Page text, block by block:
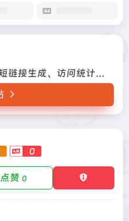
【短链接】简单好用的短链接生成、访问统计工具。
0
点赞 0